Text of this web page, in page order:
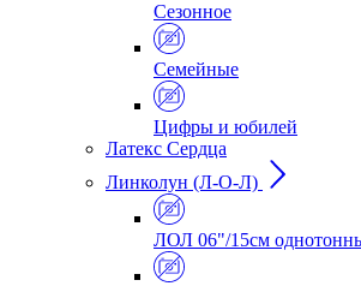
Сезонное
Семейные
Цифры и юбилей
Латекс Сердца
Линколун (Л-О-Л)
ЛОЛ 06"/15см